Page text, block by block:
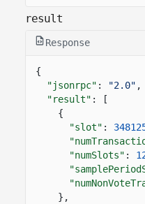
result
Response
{
"jsonrpc" : "2.0" ,
"result" : [
{
"slot" :
"numSlots" :
},